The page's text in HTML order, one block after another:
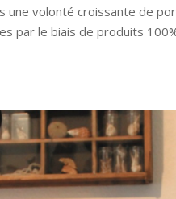
une volonté croissante de
par le biais de produits